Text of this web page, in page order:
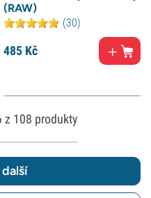
(RAW)
(30)
485 Kč
z 108 produkty